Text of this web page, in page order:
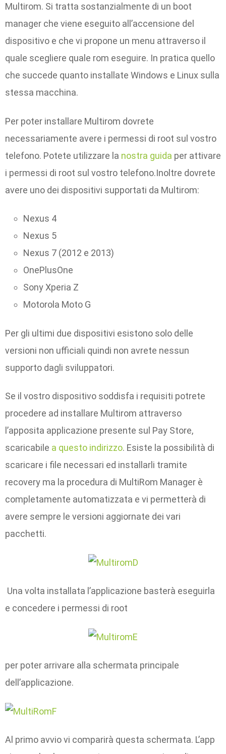
Multirom. Si tratta sostanzialmente di un boot
manager che viene eseguito all’accensione del
dispositivo e che vi propone un menu attraverso il
quale scegliere quale rom eseguire. In pratica quello
che succede quanto installate Windows e Linux sulla
stessa macchina.
Per poter installare Multirom dovrete
necessariamente avere i permessi di root sul vostro
telefono. Potete utilizzare la nostra guida per attivare
i permessi di root sul vostro telefono.Inoltre dovrete
avere uno dei dispositivi supportati da Multirom:
Nexus 4
Nexus 5
Nexus 7 (2012 e 2013)
OnePlusOne
Sony Xperia Z
Motorola Moto G
Per gli ultimi due dispositivi esistono solo delle
versioni non ufficiali quindi non avrete nessun
supporto dagli sviluppatori.
Se il vostro dispositivo soddisfa i requisiti potrete
procedere ad installare Multirom attraverso
l’apposita applicazione presente sul Pay Store,
scaricabile a questo indirizzo. Esiste la possibilità di
scaricare i file necessari ed installarli tramite
recovery ma la procedura di MultiRom Manager è
completamente automatizzata e vi permetterà di
avere sempre le versioni aggiornate dei vari
pacchetti.
Una volta installata l’applicazione basterà eseguirla
e concedere i permessi di root
per poter arrivare alla schermata principale
dell’applicazione.
Al primo avvio vi comparirà questa schermata. L’app